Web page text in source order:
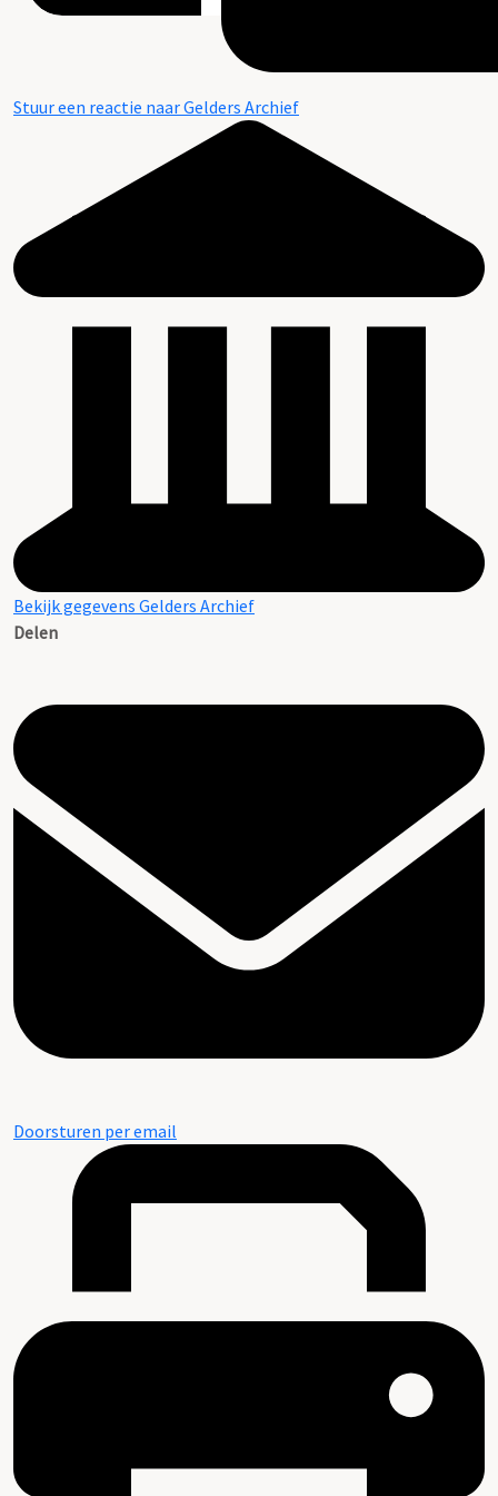
Stuur een reactie naar Gelders Archief
Bekijk gegevens Gelders Archief
Delen
Doorsturen per email